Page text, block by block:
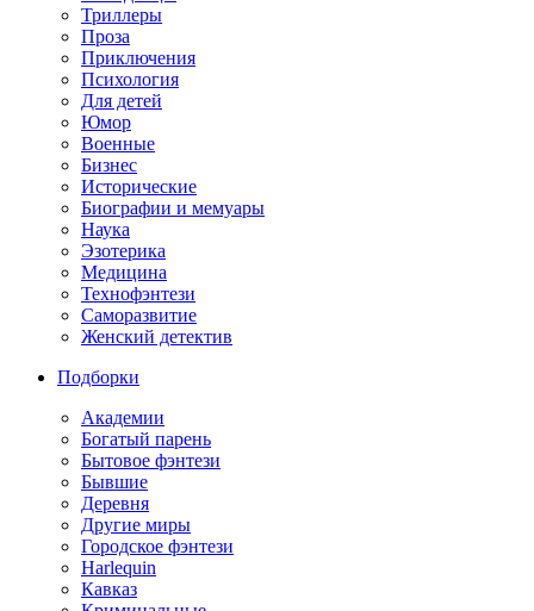
Триллеры
Проза
Приключения
Психология
Для детей
Юмор
Военные
Бизнес
Исторические
Биографии и мемуары
Наука
Эзотерика
Медицина
Технофэнтези
Саморазвитие
Женский детектив
Подборки
Академии
Богатый парень
Бытовое фэнтези
Бывшие
Деревня
Другие миры
Городское фэнтези
Harlequin
Кавказ